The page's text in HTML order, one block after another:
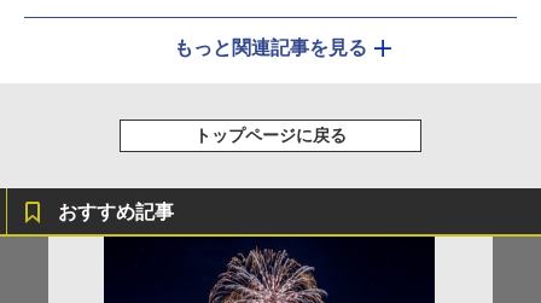
もっと関連記事を見る
トップページに戻る
おすすめ記事